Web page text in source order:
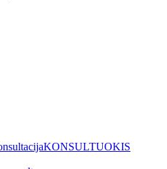
KONSULTUOKIS